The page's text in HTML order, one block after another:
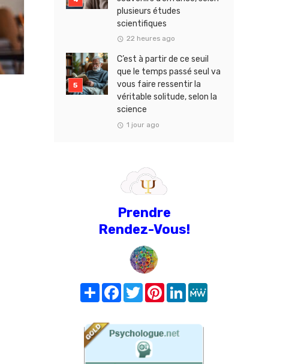
plusieurs études
scientifiques
22 heures ago
C’est à partir de ce seuil
que le temps passé seul va
vous faire ressentir la
véritable solitude, selon la
science
1 jour ago
Prendre
Rendez-Vous!
Share FacebookTwitterPinterest
LinkedIn